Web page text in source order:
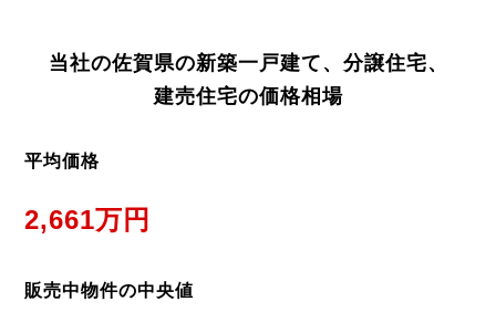
当社の佐賀県の新築一戸建て、分譲住宅、
建売住宅の価格相場
平均価格
2,661万円
販売中物件の中央値